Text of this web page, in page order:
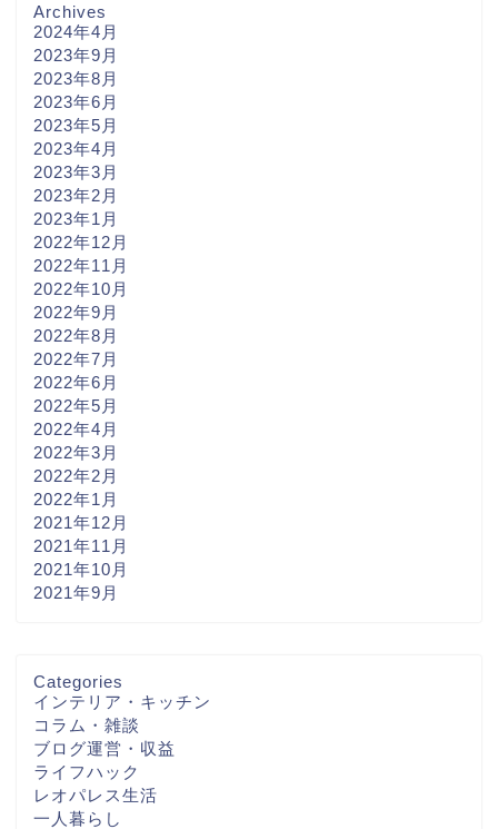
Archives
2024年4月
2023年9月
2023年8月
2023年6月
2023年5月
2023年4月
2023年3月
2023年2月
2023年1月
2022年12月
2022年11月
2022年10月
2022年9月
2022年8月
2022年7月
2022年6月
2022年5月
2022年4月
2022年3月
2022年2月
2022年1月
2021年12月
2021年11月
2021年10月
2021年9月
Categories
インテリア・キッチン
コラム・雑談
ブログ運営・収益
ライフハック
レオパレス生活
一人暮らし